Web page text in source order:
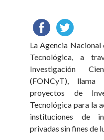
La Agencia
Tecnológica, a
Investigación
(FONCyT),
proyectos de
Tecnológica para la
instituciones de
privadas sin fines de